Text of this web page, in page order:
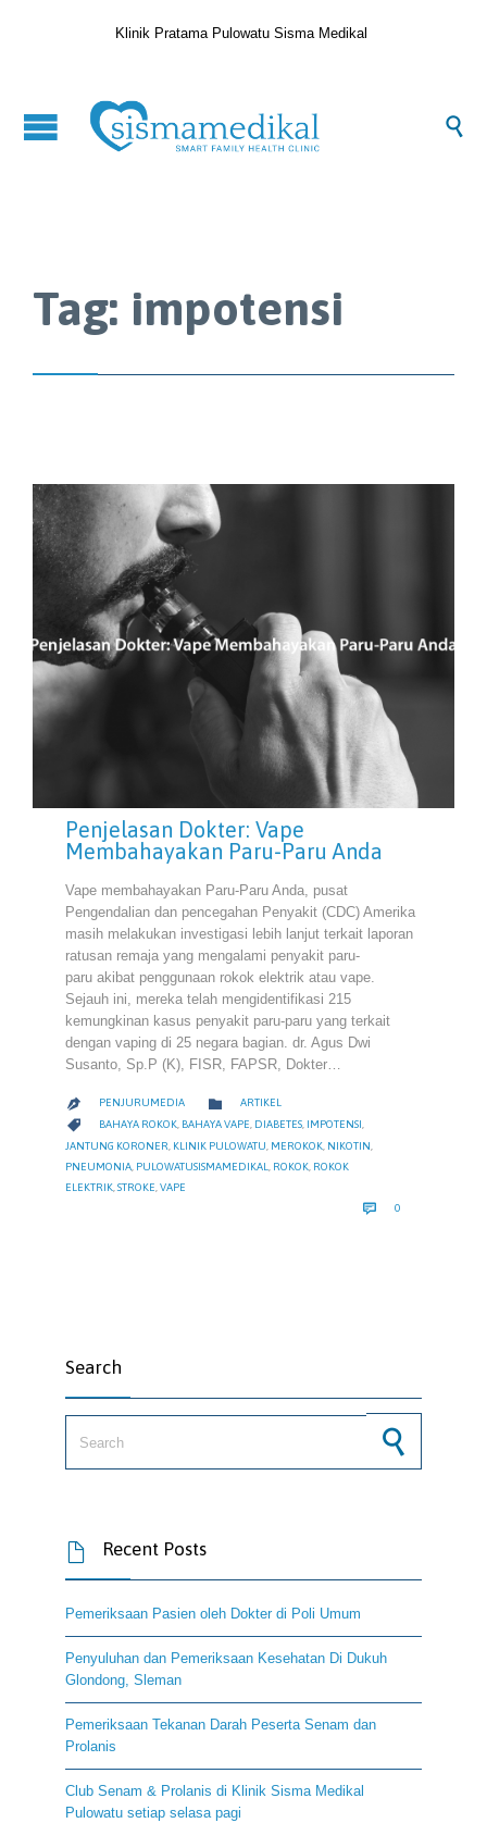
Klinik Pratama Pulowatu Sisma Medikal

Tag: impotensi
Penjelasan Dokter: Vape
Membahayakan Paru-Paru Anda
Vape membahayakan Paru-Paru Anda, pusat
Pengendalian dan pencegahan Penyakit (CDC) Amerika
masih melakukan investigasi lebih lanjut terkait laporan
ratusan remaja yang mengalami penyakit paru-
paru akibat penggunaan rokok elektrik atau vape.
Sejauh ini, mereka telah mengidentifikasi 215
kemungkinan kasus penyakit paru-paru yang terkait
dengan vaping di 25 negara bagian. dr. Agus Dwi
Susanto, Sp.P (K), FISR, FAPSR, Dokter…
 PENJURUMEDIA  CATEGORY
ARTIKEL
 CATEGORY
BAHAYA ROKOK, BAHAYA VAPE, DIABETES, IMPOTENSI ,
JANTUNG KORONER KLINIK PULOWATU MEROKOK NIKOTIN
PNEUMONIA PULOWATUSISMAMEDIKAL ROKOK ROKOK
ELEKTRIK STROKE VAPE
 0
Search
 Recent Posts
Pemeriksaan Pasien oleh Dokter di Poli Umum
Penyuluhan dan Pemeriksaan Kesehatan Di Dukuh
Glondong, Sleman
Pemeriksaan Tekanan Darah Peserta Senam dan
Prolanis
Club Senam & Prolanis di Klinik Sisma Medikal
Pulowatu setiap selasa pagi